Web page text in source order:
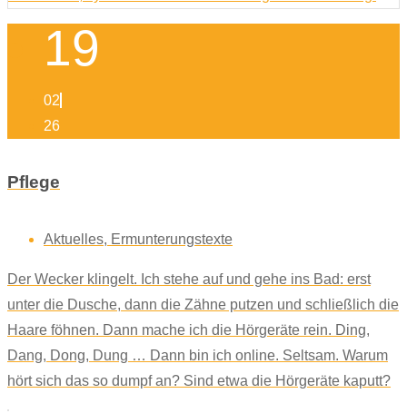
19
02
26
Pflege
Aktuelles, Ermunterungstexte
Der Wecker klingelt. Ich stehe auf und gehe ins Bad: erst
unter die Dusche, dann die Zähne putzen und schließlich die
Haare föhnen. Dann mache ich die Hörgeräte rein. Ding,
Dang, Dong, Dung … Dann bin ich online. Seltsam. Warum
hört sich das so dumpf an? Sind etwa die Hörgeräte kaputt?